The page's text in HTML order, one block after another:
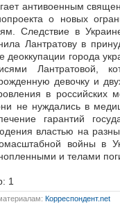
антивоенным
о новых
Следствие в
Лантратову в
деоккупации города
Лантратовой,
девочку и
в российских
не нуждались в
гарантий
властью на
войны в
и телами
1
Корреспондент.net